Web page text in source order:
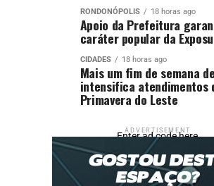
RONDONÓPOLIS 18 horas ago
Apoio da Prefeitura
caráter popular da
CIDADES 18 horas ago
Mais um fim de semana
intensifica atendimentos
Primavera do Leste
ADVERTISEMENT
Enter ad code here